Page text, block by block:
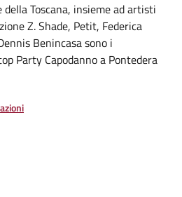
Toscana, insieme ad artisti
Z. Shade, Petit, Federica
Benincasa sono i
Party Capodanno a Pontedera